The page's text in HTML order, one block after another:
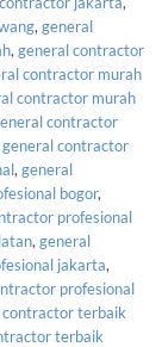
, general
, general contractor
contractor murah
contractor murah
contractor
general contractor
, general
bogor,
profesional
, general
jakarta,
profesional
contractor terbaik
terbaik